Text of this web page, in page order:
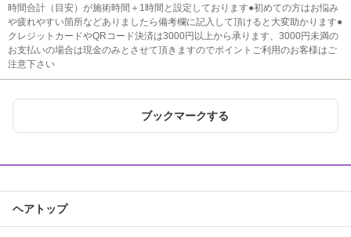
時間合計（目安）が施術時間＋1時間と設定しております●初めての方はお悩み
や疲れやすい箇所などありましたら備考欄に記入して頂けると大変助かります●
クレジットカードやQRコード決済は3000円以上から承ります、3000円未満の
お支払いの場合は現金のみとさせて頂きますのでポイントご利用のお客様はご
注意下さい
ブックマークする
ヘアトップ